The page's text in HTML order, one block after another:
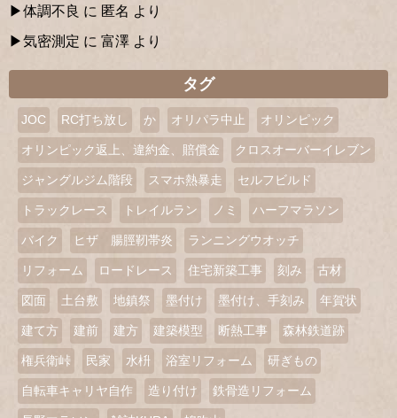
体調不良 に 匿名 より
気密測定 に 富澤 より
タグ
JOC RC打ち放し か オリパラ中止 オリンピック
オリンピック返上、違約金、賠償金 クロスオーバーイレブン
ジャングルジム階段 スマホ熱暴走 セルフビルド
トラックレース トレイルラン ノミ ハーフマラソン
バイク ヒザ 腸脛靭帯炎 ランニングウオッチ
リフォーム ロードレース 住宅新築工事 刻み 古材
図面 土台敷 地鎮祭 墨付け 墨付け、手刻み 年賀状
建て方 建前 建方 建築模型 断熱工事 森林鉄道跡
権兵衛峠 民家 水枡 浴室リフォーム 研ぎもの
自転車キャリヤ自作 造り付け 鉄骨造リフォーム